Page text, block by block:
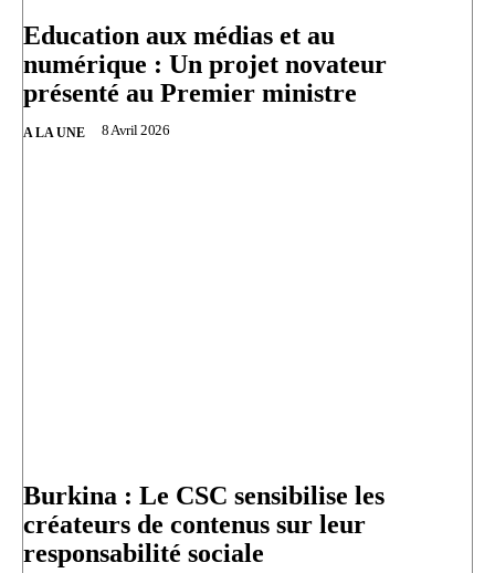
Education aux médias et au
numérique : Un projet novateur
présenté au Premier ministre
A LA UNE 8 Avril 2026
Burkina : Le CSC sensibilise les
créateurs de contenus sur leur
responsabilité sociale